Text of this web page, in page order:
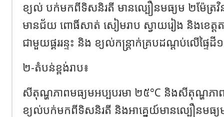
ខ្យល់ បក់មកពីទិសនិរតី មានល្បឿនមធ្យម ២ម៉ែត្រវិន
មានជ័យ ពោធិ៍សាត់ សៀមរាប ស្វាយរៀង និងខេត្តតា
ជាមួយផ្គររន្ទះ និង ខ្យល់កន្ត្រាក់គ្របដណ្តប់លើផ្ទៃដី
២-តំបន់ខ្ពង់រាប៖
សីតុណ្ហភាពមធ្យមអប្បបរមា ២៥°C និងសីតុណ្ហភា
ខ្យល់បក់មកពីទិសនិរតី និងអាគ្នេយ៍មានល្បឿនមធ្យម